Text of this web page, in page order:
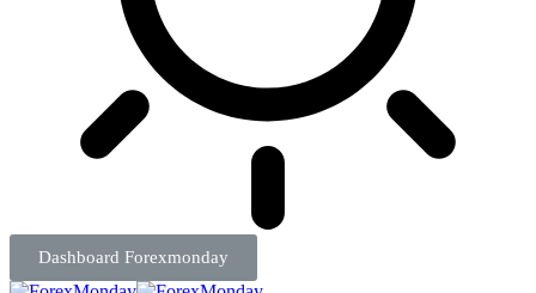
Dashboard Forexmonday